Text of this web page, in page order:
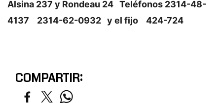
Alsina 237 y Rondeau 24 Teléfonos 2314-48-
4137 2314-62-0932 y el fijo 424-724
COMPARTIR: